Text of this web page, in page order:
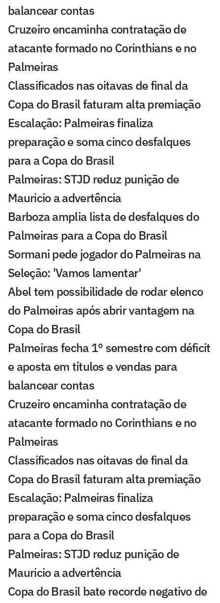
balancear contas
Cruzeiro encaminha contratação de
atacante formado no Corinthians e no
Palmeiras
Classificados nas oitavas de final da
Copa do Brasil faturam alta premiação
Escalação: Palmeiras finaliza
preparação e soma cinco desfalques
para a Copa do Brasil
Palmeiras: STJD reduz punição de
Mauricio a advertência
Barboza amplia lista de desfalques do
Palmeiras para a Copa do Brasil
Sormani pede jogador do Palmeiras na
Seleção: 'Vamos lamentar'
Abel tem possibilidade de rodar elenco
do Palmeiras após abrir vantagem na
Copa do Brasil
Palmeiras fecha 1° semestre com déficit
e aposta em títulos e vendas para
balancear contas
Cruzeiro encaminha contratação de
atacante formado no Corinthians e no
Palmeiras
Classificados nas oitavas de final da
Copa do Brasil faturam alta premiação
Escalação: Palmeiras finaliza
preparação e soma cinco desfalques
para a Copa do Brasil
Palmeiras: STJD reduz punição de
Mauricio a advertência
Copa do Brasil bate recorde negativo de